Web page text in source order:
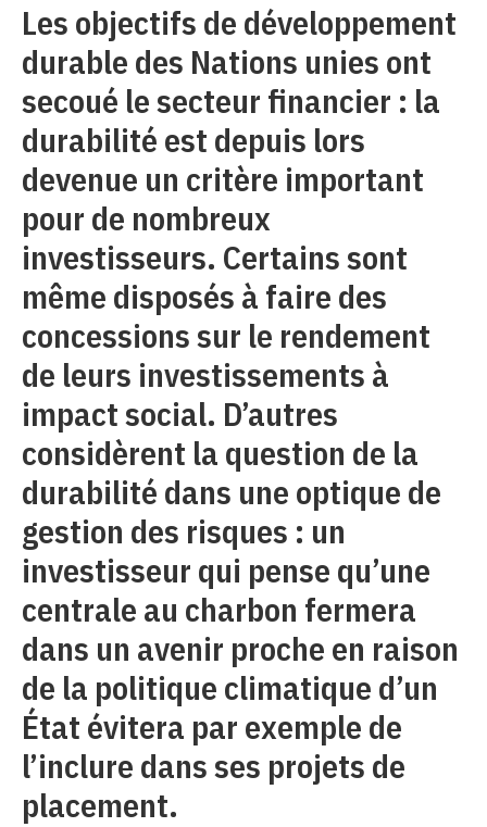
Les objectifs de développement
durable des Nations unies ont
secoué le secteur financier : la
durabilité est depuis lors
devenue un critère important
pour de nombreux
investisseurs. Certains sont
même disposés à faire des
concessions sur le rendement
de leurs investissements à
impact social. D’autres
considèrent la question de la
durabilité dans une optique de
gestion des risques : un
investisseur qui pense qu’une
centrale au charbon fermera
dans un avenir proche en raison
de la politique climatique d’un
État évitera par exemple de
l’inclure dans ses projets de
placement.